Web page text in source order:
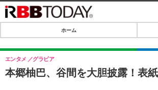
IT・デジタル
IT
SPEED TEST
ホーム
本郷柚巴、谷間を大胆披露！表
エンタメ グラビア